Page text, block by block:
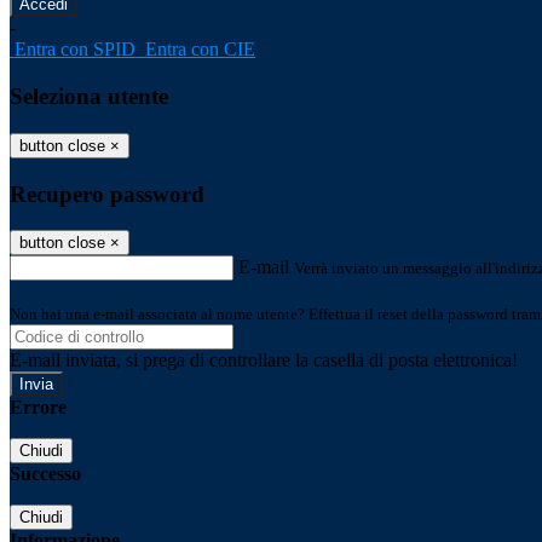
-
Entra con SPID Entra con CIE
Seleziona utente
button close ×
Recupero password
button close ×
E-mail Verrà inviato un messaggio
Non hai una e-mail associata al nome utente? Effettua il reset della password
E-mail inviata, si prega di controllare la casella di posta elettronica!
Errore
Chiudi
Successo
Chiudi